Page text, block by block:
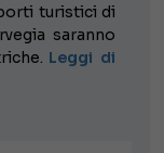
turistici di
saranno
Leggi di